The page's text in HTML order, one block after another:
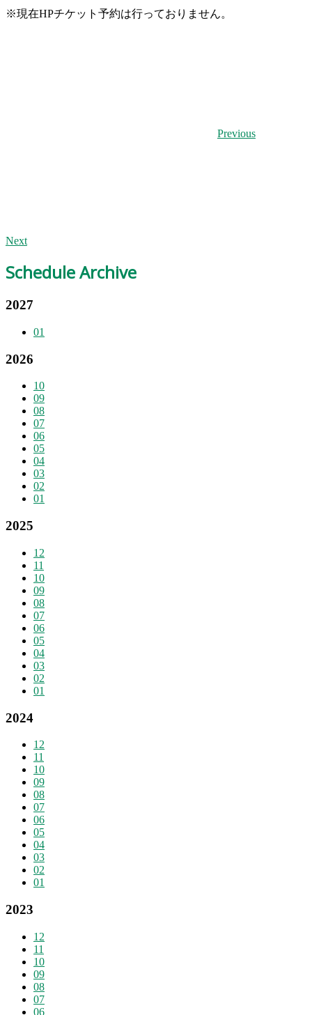
※現在HPチケット予約は行っておりません。
Previous
Next
Schedule Archive
2027
01
2026
10
09
08
07
06
05
04
03
02
01
2025
12
11
10
09
08
07
06
05
04
03
02
01
2024
12
11
10
09
08
07
06
05
04
03
02
01
2023
12
11
10
09
08
07
06